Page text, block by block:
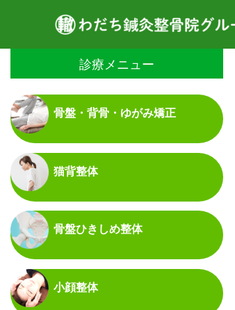
診療メニュー
骨盤・背骨・ゆがみ矯正
猫背整体
骨盤ひきしめ整体
小顔整体